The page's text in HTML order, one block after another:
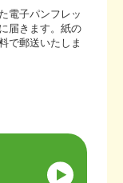
電子パンフレッ
届きます。紙の
で郵送いたしま